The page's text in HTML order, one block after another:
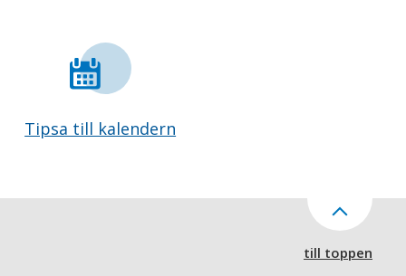
Tipsa till kalendern
till toppen